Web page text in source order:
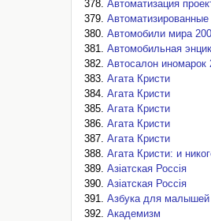
Автоматизация
Автомобили мира
Автомобильная
Автосалон иномарок
Агата Кристи
Агата Кристи
Агата Кристи
Агата Кристи
Агата Кристи
Агата Кристи: и
Азiатская Россiя
Азiатская Россiя
Азбука для малышей
Академизм